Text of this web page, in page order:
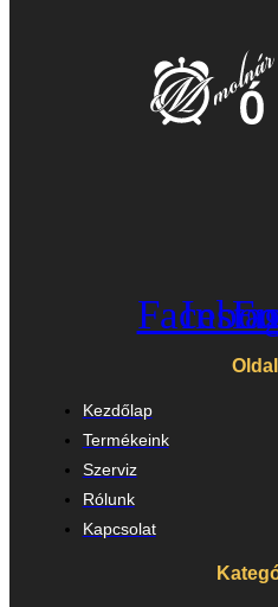
Kezdőlap
Termékeink
Szerviz
Rólunk
Kapcsolat